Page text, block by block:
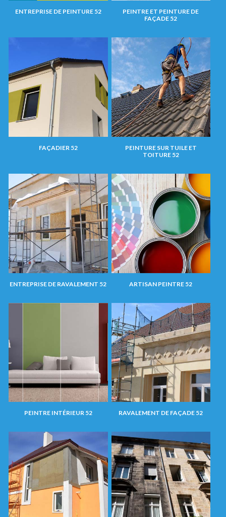
ENTREPRISE DE PEINTURE 52
PEINTRE ET PEINTURE DE
FAÇADE 52
FAÇADIER 52
PEINTURE SUR TUILE ET
TOITURE 52
ENTREPRISE DE RAVALEMENT 52 ARTISAN PEINTRE 52
PEINTRE INTÉRIEUR 52 RAVALEMENT DE FAÇADE 52